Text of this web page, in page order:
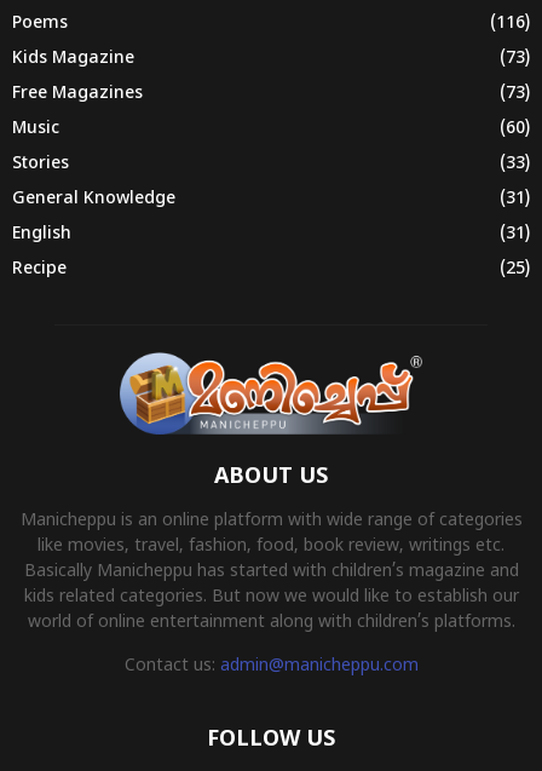
Poems
(116)
Kids Magazine
(73)
Free Magazines
(73)
Music
(60)
Stories
(33)
General Knowledge
(31)
English
(31)
Recipe
(25)
ABOUT US
Manicheppu is an online platform with wide range of categories
like movies, travel, fashion, food, book review, writings etc.
Basically Manicheppu has started with children’s magazine and
kids related categories. But now we would like to establish our
world of online entertainment along with children’s platforms.
Contact us: admin@manicheppu.com
FOLLOW US